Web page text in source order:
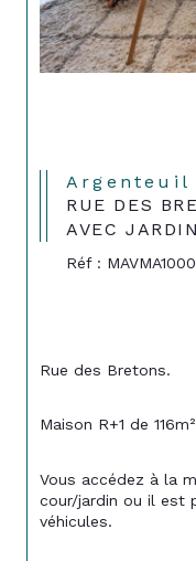
Argenteuil
RUE DES
AVEC JARDIN
Réf :
Rue des Bretons.
Maison R+1 de
Vous accédez à la
cour/jardin ou il est
véhicules.